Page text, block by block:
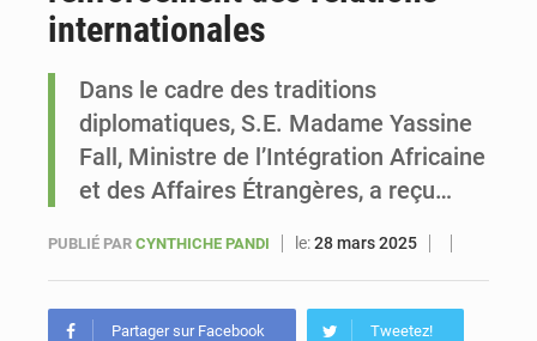
internationales
Dans le cadre des traditions
diplomatiques, S.E. Madame Yassine
Fall, Ministre de l’Intégration Africaine
et des Affaires Étrangères, a reçu…
PUBLIÉ PAR CYNTHICHE PANDI le:28 mars 2025
Partager sur Facebook Tweetez!